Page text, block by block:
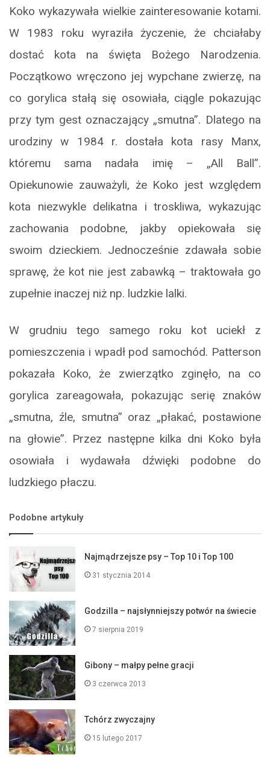
Koko wykazywała wielkie zainteresowanie kotami.
W 1983 roku wyraziła życzenie, że chciałaby
dostać kota na święta Bożego Narodzenia.
Początkowo wręczono jej wypchane zwierzę, na
co gorylica stałą się osowiała, ciągle pokazując
przy tym gest oznaczający „smutna”. Dlatego na
urodziny w 1984 r. dostała kota rasy Manx,
któremu sama nadała imię – „All Ball”.
Opiekunowie zauważyli, że Koko jest względem
kota niezwykle delikatna i troskliwa, wykazując
zachowania podobne, jakby opiekowała się
swoim dzieckiem. Jednocześnie zdawała sobie
sprawę, że kot nie jest zabawką – traktowała go
zupełnie inaczej niż np. ludzkie lalki.
W grudniu tego samego roku kot uciekł z
pomieszczenia i wpadł pod samochód. Patterson
pokazała Koko, że zwierzątko zginęło, na co
gorylica zareagowała, pokazując serię znaków
„smutna, źle, smutna” oraz „płakać, postawione
na głowie”. Przez następne kilka dni Koko była
osowiała i wydawała dźwięki podobne do
ludzkiego płaczu.
Podobne artykuły
Najmądrzejsze psy – Top 10 i Top 100
31 stycznia 2014
Godzilla – najsłynniejszy potwór na świecie
7 sierpnia 2019
Gibony – małpy pełne gracji
3 czerwca 2013
Tchórz zwyczajny
15 lutego 2017